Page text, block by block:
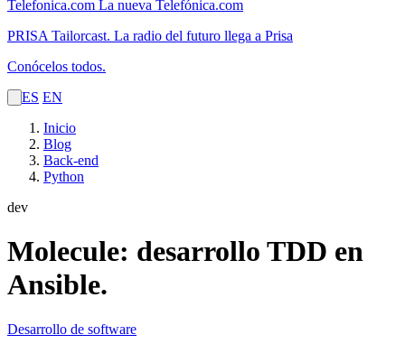
Telefonica.com La nueva Telefónica.com
PRISA Tailorcast. La radio del futuro llega a Prisa
Conócelos todos.
ES EN
Inicio
Blog
Back-end
Python
dev
Molecule: desarrollo TDD en
Ansible.
Desarrollo de software